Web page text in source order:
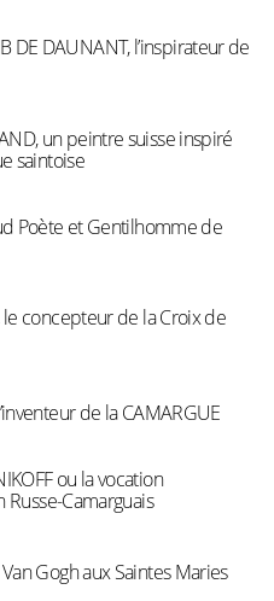
DE DAUNANT, l’inspirateur de
un peintre suisse inspiré
saintoise
Poète et Gentilhomme de
le concepteur de la Croix de
de la CAMARGUE
ou la vocation
Russe-Camarguais
Gogh aux Saintes Maries